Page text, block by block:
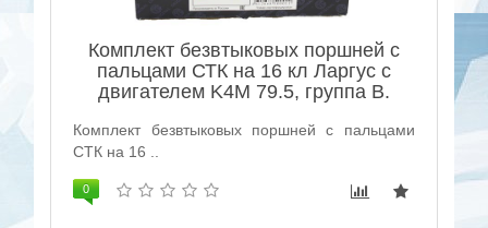
Комплект безвтыковых поршней с
пальцами СТК на 16 кл Ларгус с
двигателем K4M 79.5, группа B.
Комплект безвтыковых поршней с пальцами
СТК на 16 ..
0